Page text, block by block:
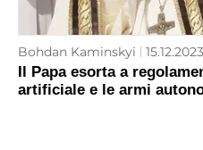
Bohdan Kaminskyi
Il Papa esorta a
artificiale e le armi